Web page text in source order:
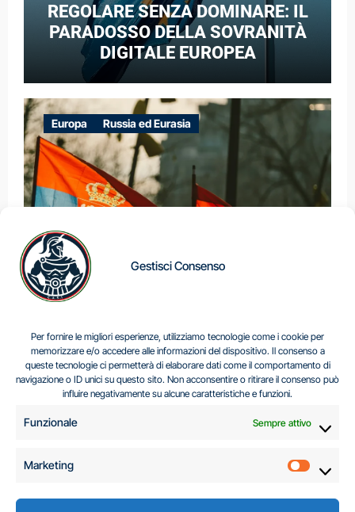
Gestisci Consenso
Per fornire le migliori esperienze, utilizziamo tecnologie come i cookie per
memorizzare e/o accedere alle informazioni del dispositivo. Il consenso a
queste tecnologie ci permetterà di elaborare dati come il comportamento di
navigazione o ID unici su questo sito. Non acconsentire o ritirare il consenso può
influire negativamente su alcune caratteristiche e funzioni.
Funzionale Sempre attivo
Marketing
REGOLARE SENZA DOMINARE: IL
PARADOSSO DELLA SOVRANITÀ
DIGITALE EUROPEA
Europa Russia ed Eurasia
Centro Analisi e Studi Italus © Tutti i diritti riservati